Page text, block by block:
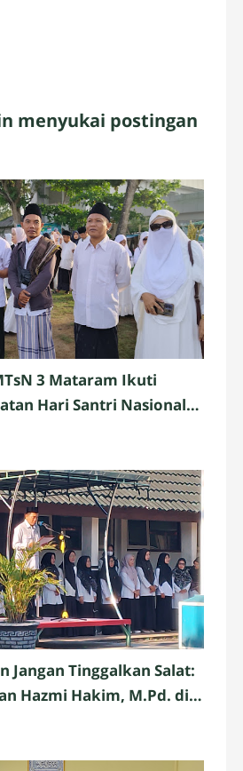
menyukai postingan
3 Mataram Ikuti
Hari Santri Nasional
Lombok Tengah
Jangan Tinggalkan Salat:
Hazmi Hakim, M.Pd. di